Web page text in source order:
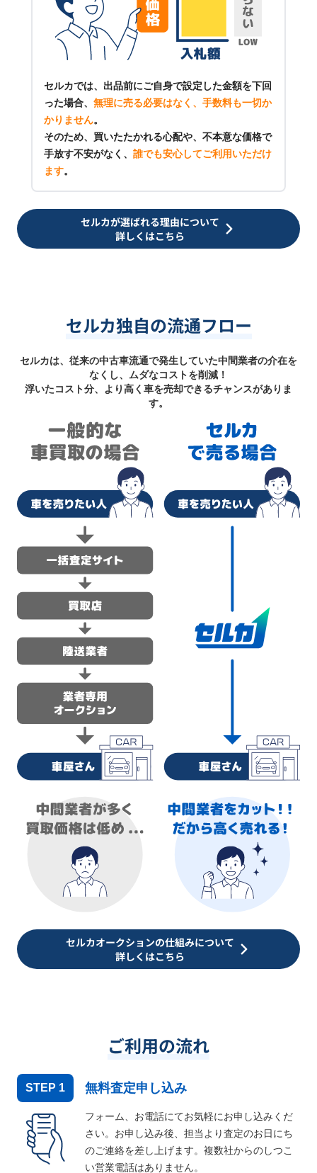
セルカでは、出品前にご自身で設定した金額を下回
った場合、 無理に売る必要はなく、手数料も一切か
かりません。
そのため、買いたたかれる心配や、不本意な価格で
手放す不安がなく、 誰でも安心してご利用いただけ
ます。
セルカが選ばれる理由について
詳しくはこちら
セルカ独自の流通フロー
セルカは、従来の中古車流通で発生していた中間業者の介在を
なくし、ムダなコストを削減！
浮いたコスト分、より高く車を売却できるチャンスがありま
す。
セルカオークションの仕組みについて
詳しくはこちら
ご利用の流れ
STEP 1 無料査定申し込み
フォーム、お電話にてお気軽にお申し込みくだ
さい。お申し込み後、担当より査定のお日にち
のご連絡を差し上げます。複数社からのしつこ
い営業電話はありません。